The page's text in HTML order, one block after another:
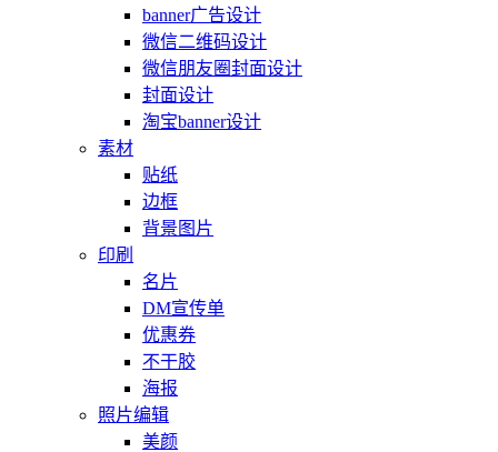
banner广告设计
微信二维码设计
微信朋友圈封面设计
封面设计
淘宝banner设计
素材
贴纸
边框
背景图片
印刷
名片
DM宣传单
优惠券
不干胶
海报
照片编辑
美颜